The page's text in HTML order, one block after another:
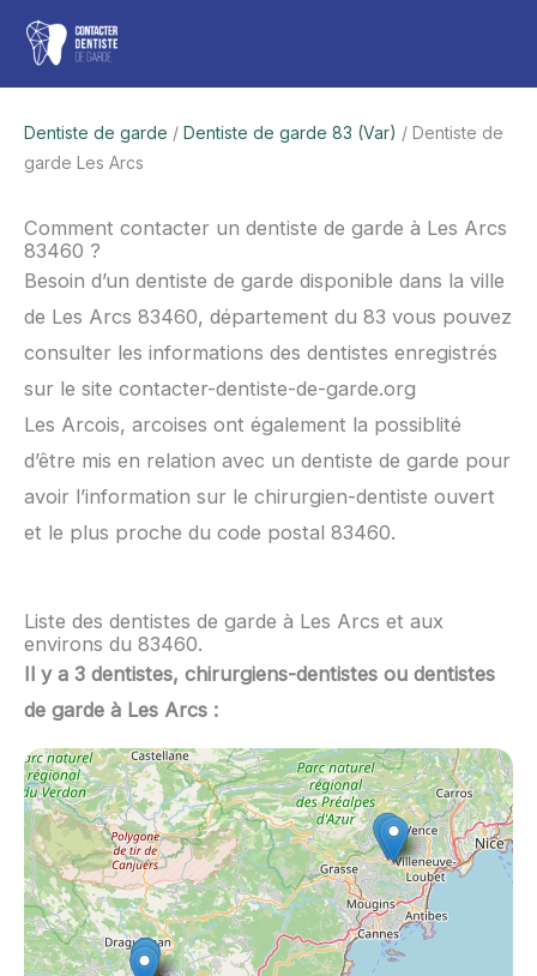
Aller
contenu
Dentiste de garde / Dentiste de garde 83 (Var) / Dentiste de
garde Les Arcs
Comment contacter un dentiste de garde à Les Arcs
83460 ?
Besoin d’un dentiste de garde disponible dans la ville
de Les Arcs 83460, département du 83 vous pouvez
consulter les informations des dentistes enregistrés
sur le site contacter-dentiste-de-garde.org
Les Arcois, arcoises ont également la possiblité
d’être mis en relation avec un dentiste de garde pour
avoir l’information sur le chirurgien-dentiste ouvert
et le plus proche du code postal 83460.
Liste des dentistes de garde à Les Arcs et aux
environs du 83460.
Il y a 3 dentistes, chirurgiens-dentistes ou dentistes
de garde à Les Arcs :